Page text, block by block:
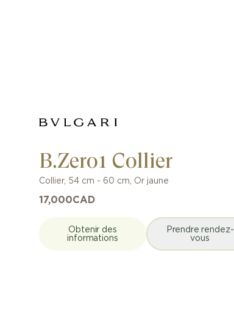
B.Zero1 Collier
Collier, 54 cm - 60 cm, Or jaune
17,000CAD
Obtenir des
informations
Prendre rendez-
vous